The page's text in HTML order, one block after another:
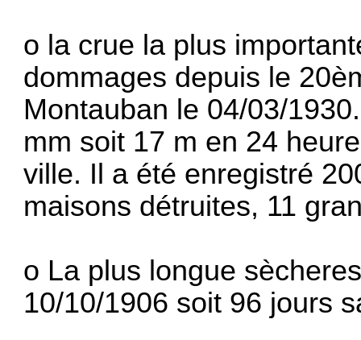
o la crue la plus
dommages depuis le
Montauban le 04/03/
mm soit 17 m en 24
ville. Il a été enregistré
maisons détruites, 11
o La plus longue
10/10/1906 soit 96 jours